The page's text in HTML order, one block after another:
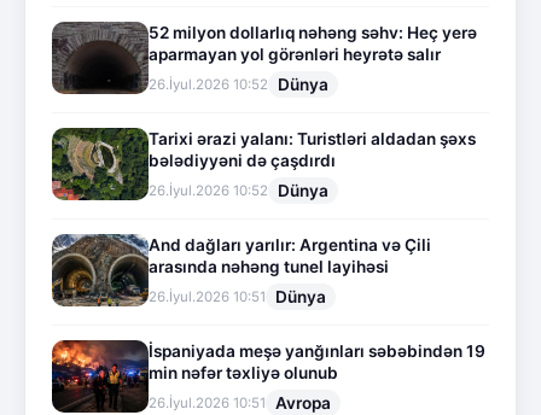
52 milyon dollarlıq nəhəng səhv: Heç yerə
aparmayan yol görənləri heyrətə salır
26.İyul.2026 10:52 Dünya
Tarixi ərazi yalanı: Turistləri aldadan şəxs
bələdiyyəni də çaşdırdı
26.İyul.2026 10:52 Dünya
And dağları yarılır: Argentina və Çili
arasında nəhəng tunel layihəsi
26.İyul.2026 10:51 Dünya
İspaniyada meşə yanğınları səbəbindən 19
min nəfər təxliyə olunub
26.İyul.2026 10:51 Avropa